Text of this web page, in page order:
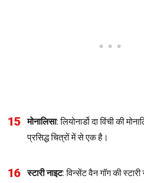
15 मोनालिसा: लियोनार्डो दा विंची की
प्रसिद्ध चित्रों में से एक है।
16 स्टारी नाइट: विन्सेंट वैन गॉग की स्टारी